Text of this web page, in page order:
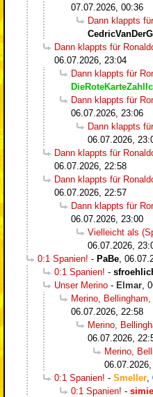
07.07.2026, 00:36
Dann klappts
Dann klappts für
06.07.2026, 23:04
Dann klappts für
Dann klappts für
06.07.2026, 23:06
Dann klappts
06.07.2026,
Dann klappts für
06.07.2026, 22:58
Dann klappts für
06.07.2026, 22:57
Dann klappts für
06.07.2026, 23:00
Vielleicht als
06.07.2026,
0:1 Spanien! - PaBe
0:1 Spanien! -
Unser Merino - Elmar
Merino, Bellingham,
06.07.2026, 22:58
Merino,
06.07.2026,
Merino,
06.07.2026,
0:1 Spanien! - Smeller
0:1 Spanien! - simie